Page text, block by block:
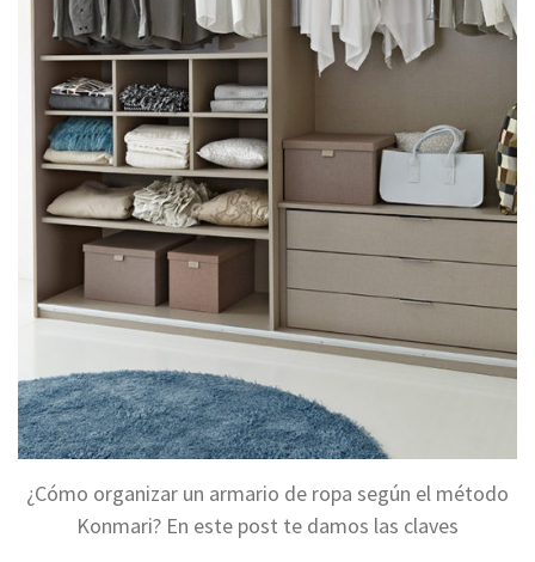
¿Cómo organizar un armario de ropa según el método
Konmari? En este post te damos las claves